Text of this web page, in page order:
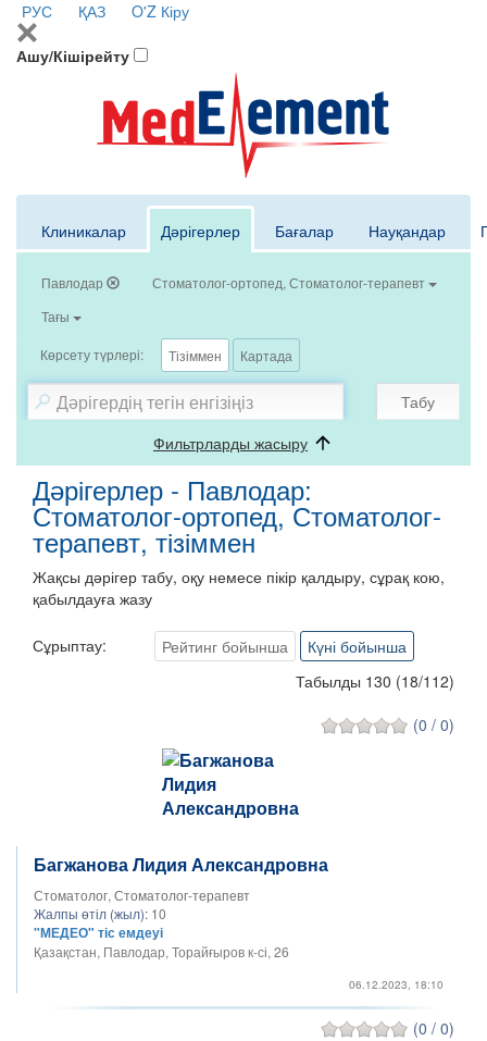
РУС ҚАЗ O'Z Кіру
Ашу/Кішірейту
Клиникалар Дәрігерлер Бағалар Науқандар
Павлодар
Стоматолог-ортопед, Стоматолог-терапевт
Тағы
Көрсету түрлері: Тізіммен Картада
Табу
Фильтрларды жасыру
Дәрігерлер - Павлодар:
Стоматолог-ортопед, Стоматолог-
терапевт, тізіммен
Жақсы дәрігер табу, оқу немесе пікір қалдыру, сұрақ кою,
қабылдауға жазу
Сұрыптау: Рейтинг бойынша
Күні бойынша
Табылды 130 (18/112)
(0 / 0)
Багжанова Лидия Александровна
Стоматолог, Стоматолог-терапевт
Жалпы өтіл (жыл): 10
"МЕДЕО" тіс емдеуі
Қазақстан, Павлодар, Торайғыров к-сі, 26
06.12.2023, 18:10
(0 / 0)